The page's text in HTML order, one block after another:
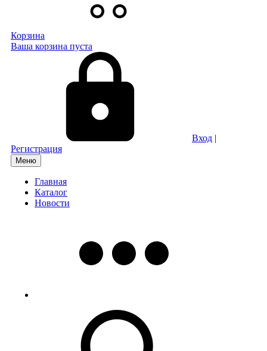
Корзина
Ваша корзина пуста
Вход |
Регистрация
Меню
Главная
Каталог
Новости